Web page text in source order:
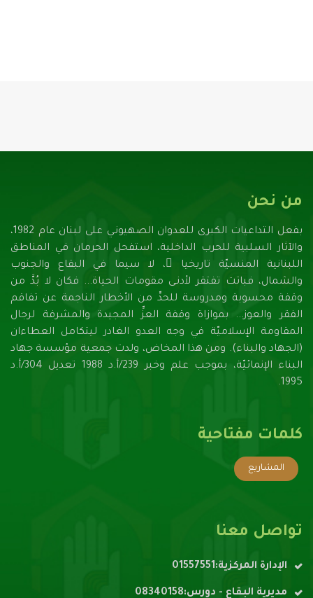
من نحن
بفعل التداعيات الكبرى للعدوان الصهيونـي على لبنان عام 1982،
والآثار السلبية للحرب الداخلية، استفحل الحرمان في المناطق
اللبنانية المنسيّة تاريخيا ً، لا سيما في البقاع والجنوب
والشمال، فباتت تفتقر لأدنـى مقومات الحياة... فكان لا بُدَّ من
وقفة محسوبة ومدروسة للحدِّ من الأخطار الناجمة عن تفاقم
الفقر والعوز... بموازاة وقفة العزِّ المجيدة والمشرفة لرجال
المقاومة الإسلاميّة في وجه العدو الغادر ليتكامل العطاءان
(الجهاد والبناء). ومن هذا المخاض، ولدت جمعية مؤسسة جهاد
البناء الإنمائيّة، بموجب علم وخبر 239/أ.د 1988 تعديل 304/أ.د
1995.
كلمات مفتاحية
المشاريع
تواصل معنا
الإدارة المركزية:01557551
مديرية البقاع - دورس:08340158